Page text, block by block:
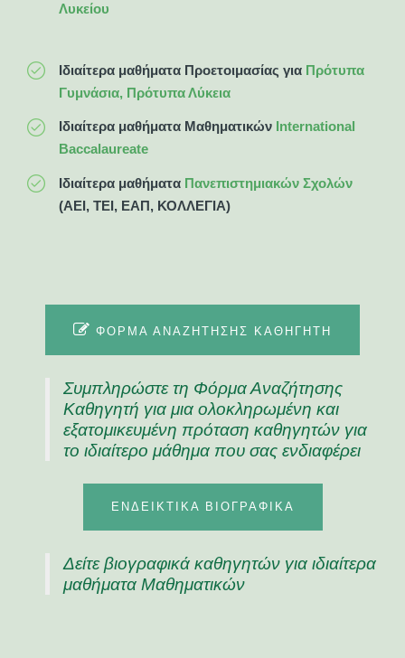
Λυκείου
Ιδιαίτερα μαθήματα Προετοιμασίας για Πρότυπα
Γυμνάσια, Πρότυπα Λύκεια
Ιδιαίτερα μαθήματα Μαθηματικών International
Baccalaureate
Ιδιαίτερα μαθήματα Πανεπιστημιακών Σχολών
(ΑΕΙ, ΤΕΙ, ΕΑΠ, ΚΟΛΛΕΓΙΑ)
ΦΟΡΜΑ ΑΝΑΖΗΤΗΣΗΣ ΚΑΘΗΓΗΤΗ
Συμπληρώστε τη Φόρμα Αναζήτησης
Καθηγητή για μια ολοκληρωμένη και
εξατομικευμένη πρόταση καθηγητών για
το ιδιαίτερο μάθημα που σας ενδιαφέρει
ΕΝΔΕΙΚΤΙΚΑ ΒΙΟΓΡΑΦΙΚΑ
Δείτε βιογραφικά καθηγητών για ιδιαίτερα
μαθήματα Μαθηματικών